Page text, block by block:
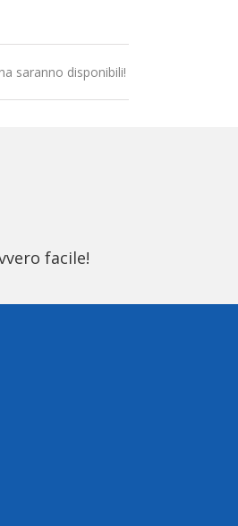
saranno disponibili!
facile!